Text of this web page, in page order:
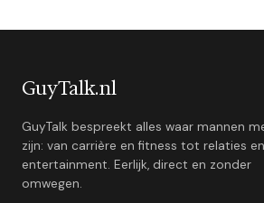
GuyTalk.nl
GuyTalk bespreekt alles waar mannen
zijn: van carrière en fitness tot relaties en
entertainment. Eerlijk, direct en zonder
omwegen.